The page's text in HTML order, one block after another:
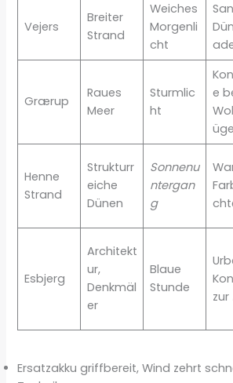
Vejers
Breiter
Strand
Weiches
Morgenli
cht
Grærup
Raues
Meer
Sturmlic
ht
e
Henne
Strand
Strukturr
eiche
Dünen
Sonnenu
ntergan
g
Esbjerg
Architekt
ur,
Denkmäl
er
Blaue
Stunde
zur
Ersatzakku griffbereit, Wind zehrt